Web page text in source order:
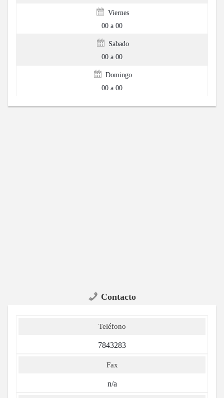
Viernes
00 a 00
Sabado
00 a 00
Domingo
00 a 00
Contacto
Teléfono
7843283
Fax
n/a